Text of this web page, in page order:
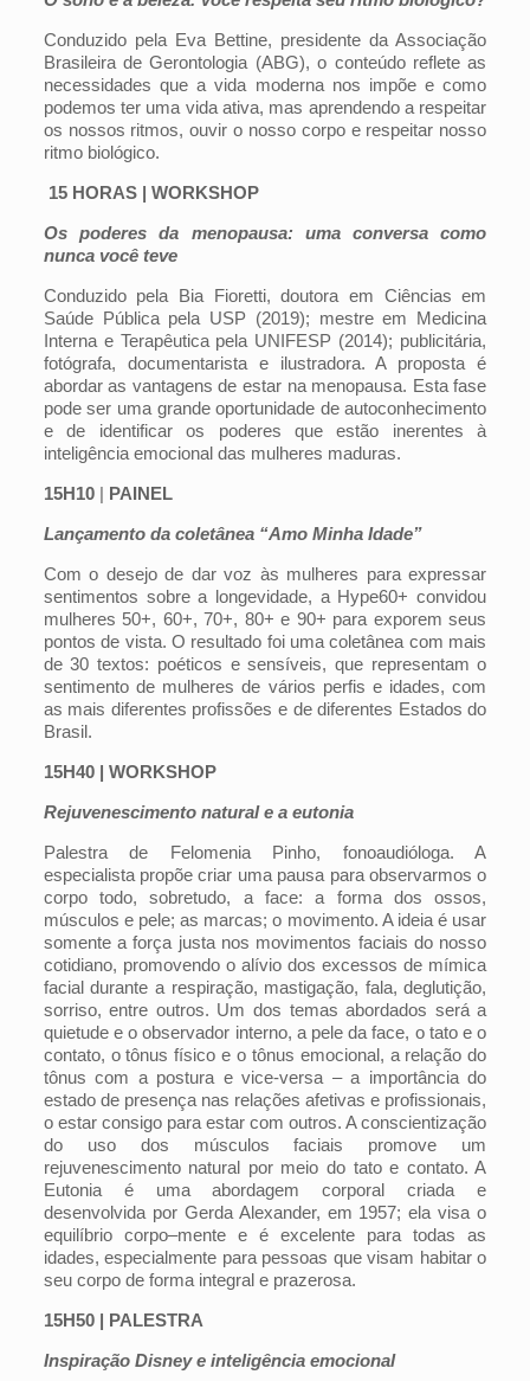
Conduzido pela Eva Bettine, presidente da Associação
Brasileira de Gerontologia (ABG), o conteúdo reflete as
necessidades que a vida moderna nos impõe e como
podemos ter uma vida ativa, mas aprendendo a respeitar
os nossos ritmos, ouvir o nosso corpo e respeitar nosso
ritmo biológico.
15 HORAS | WORKSHOP
Os poderes da menopausa: uma conversa como
nunca você teve
Conduzido pela Bia Fioretti, doutora em Ciências em
Saúde Pública pela USP (2019); mestre em Medicina
Interna e Terapêutica pela UNIFESP (2014); publicitária,
fotógrafa, documentarista e ilustradora. A proposta é
abordar as vantagens de estar na menopausa. Esta fase
pode ser uma grande oportunidade de autoconhecimento
e de identificar os poderes que estão inerentes à
inteligência emocional das mulheres maduras.
15H10 PAINEL
Lançamento da coletânea “Amo Minha Idade”
Com o desejo de dar voz às mulheres para expressar
sentimentos sobre a longevidade, a Hype60+ convidou
mulheres 50+, 60+, 70+, 80+ e 90+ para exporem seus
pontos de vista. O resultado foi uma coletânea com mais
de 30 textos: poéticos e sensíveis, que representam o
sentimento de mulheres de vários perfis e idades, com
as mais diferentes profissões e de diferentes Estados do
Brasil.
15H40 | WORKSHOP
Rejuvenescimento natural e a eutonia
Palestra de Felomenia Pinho, fonoaudióloga. A
especialista propõe criar uma pausa para observarmos o
corpo todo, sobretudo, a face: a forma dos ossos,
músculos e pele; as marcas; o movimento. A ideia é usar
somente a força justa nos movimentos faciais do nosso
cotidiano, promovendo o alívio dos excessos de mímica
facial durante a respiração, mastigação, fala, deglutição,
sorriso, entre outros. Um dos temas abordados será a
quietude e o observador interno, a pele da face, o tato e o
contato, o tônus físico e o tônus emocional, a relação do
tônus com a postura e vice-versa – a importância do
estado de presença nas relações afetivas e profissionais,
o estar consigo para estar com outros. A conscientização
do uso dos músculos faciais promove um
rejuvenescimento natural por meio do tato e contato. A
Eutonia é uma abordagem corporal criada e
desenvolvida por Gerda Alexander, em 1957; ela visa o
equilíbrio corpo–mente e é excelente para todas as
idades, especialmente para pessoas que visam habitar o
seu corpo de forma integral e prazerosa.
15H50 | PALESTRA
Inspiração Disney e inteligência emocional